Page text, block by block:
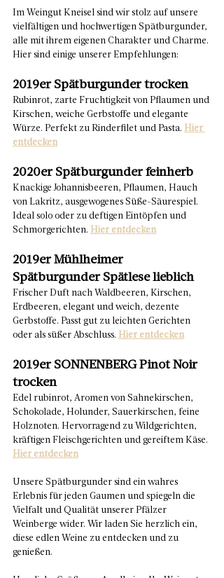
Im Weingut Kneisel sind wir stolz auf unsere
vielfältigen und hochwertigen Spätburgunder,
alle mit ihrem eigenen Charakter und Charme.
Hier sind einige unserer Empfehlungen:
2019er Spätburgunder trocken
Rubinrot, zarte Fruchtigkeit von Pflaumen und
Kirschen, weiche Gerbstoffe und elegante
Würze. Perfekt zu Rinderfilet und Pasta. Hier
entdecken
2020er Spätburgunder feinherb
Knackige Johannisbeeren, Pflaumen, Hauch
von Lakritz, ausgewogenes Süße-Säurespiel.
Ideal solo oder zu deftigen Eintöpfen und
Schmorgerichten. Hier entdecken
2019er Mühlheimer
Spätburgunder Spätlese lieblich
Frischer Duft nach Waldbeeren, Kirschen,
Erdbeeren, elegant und weich, dezente
Gerbstoffe. Passt gut zu leichten Gerichten
oder als süßer Abschluss. Hier entdecken
2019er SONNENBERG Pinot Noir
trocken
Edel rubinrot, Aromen von Sahnekirschen,
Schokolade, Holunder, Sauerkirschen, feine
Holznoten. Hervorragend zu Wildgerichten,
kräftigen Fleischgerichten und gereiftem Käse.
Hier entdecken
Unsere Spätburgunder sind ein wahres
Erlebnis für jeden Gaumen und spiegeln die
Vielfalt und Qualität unserer Pfälzer
Weinberge wider. Wir laden Sie herzlich ein,
diese edlen Weine zu entdecken und zu
genießen.